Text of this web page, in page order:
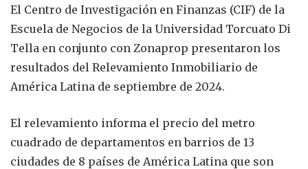
El Centro de Investigación en Finanzas (CIF) de la
Escuela de Negocios de la Universidad Torcuato Di
Tella en conjunto con Zonaprop presentaron los
resultados del Relevamiento Inmobiliario de
América Latina de septiembre de 2024.
El relevamiento informa el precio del metro
cuadrado de departamentos en barrios de 13
ciudades de 8 países de América Latina que son